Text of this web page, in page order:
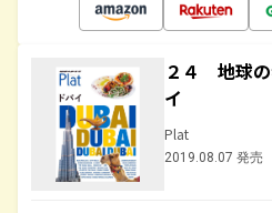
２４ 地球
イ
Plat
2019.08.07 発売